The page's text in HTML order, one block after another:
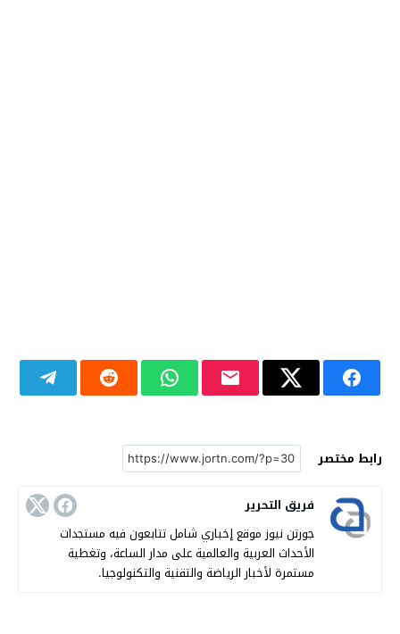
رابط مختصر
فريق التحرير
جورتن نيوز موقع إخباري شامل تتابعون فيه مستجدات
الأحداث العربية والعالمية على مدار الساعة، وتغطية
مستمرة لأخبار الرياضة والتقنية والتكنولوجيا.